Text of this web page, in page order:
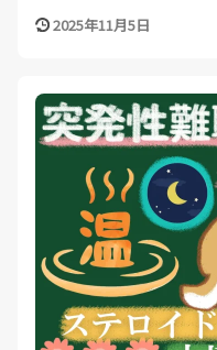
2025年11月5日